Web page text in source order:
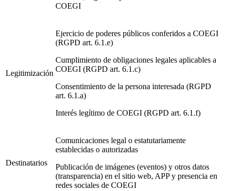
COEGI
Legitimización
Ejercicio de poderes públicos conferidos a COEGI
(RGPD art. 6.1.e)
Cumplimiento de obligaciones legales aplicables a
COEGI (RGPD art. 6.1.c)
Consentimiento de la persona interesada (RGPD
art. 6.1.a)
Interés legítimo de COEGI (RGPD art. 6.1.f)
Destinatarios
Comunicaciones legal o estatutariamente
establecidas o autorizadas
Publicación de imágenes (eventos) y otros datos
(transparencia) en el sitio web, APP y presencia en
redes sociales de COEGI